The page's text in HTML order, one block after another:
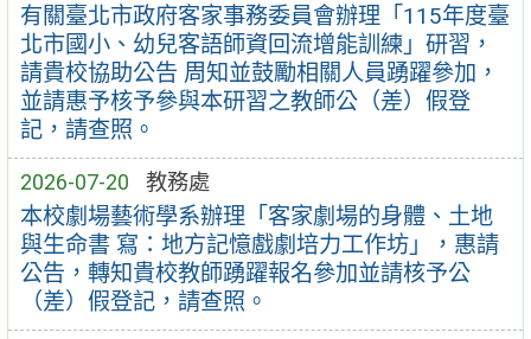
有關臺北市政府客家事務委員會辦理「115年度臺
北市國小、幼兒客語師資回流增能訓練」研習，
請貴校協助公告 周知並鼓勵相關人員踴躍參加，
並請惠予核予參與本研習之教師公（差）假登
記，請查照。
2026-07-20 教務處
本校劇場藝術學系辦理「客家劇場的身體、土地
與生命書 寫：地方記憶戲劇培力工作坊」，惠請
公告，轉知貴校教師踴躍報名參加並請核予公
（差）假登記，請查照。